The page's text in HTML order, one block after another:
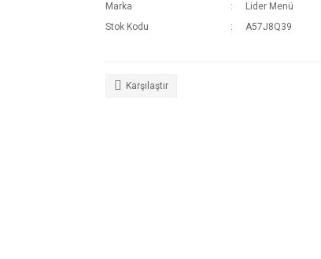
Marka
Lider Menü
Stok Kodu
A57J8Q39
Karşılaştır